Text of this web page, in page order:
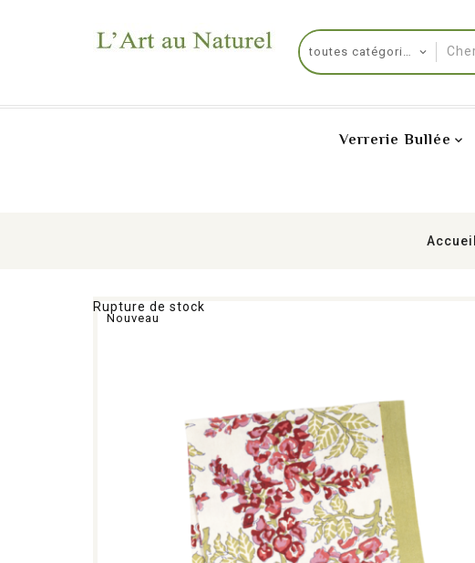
Verrerie Bullée
Accueil
Nouveau
Rupture de stock